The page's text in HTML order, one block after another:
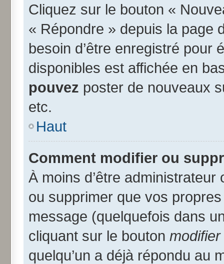
Cliquez sur le bouton «
« Répondre » depuis la page
besoin d’être enregistré pour
disponibles est affichée en
pouvez poster de nouveaux
etc.
Haut
Comment modifier ou
À moins d’être
ou supprimer que vos
message (quelquefois dans
cliquant sur le bouton modifier
quelqu’un a déjà répondu au